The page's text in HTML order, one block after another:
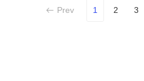
Prev 1 2 3